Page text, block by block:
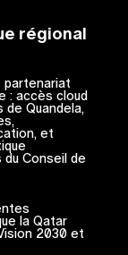
régional
partenariat
: accès cloud
de Quandela,
et
du Conseil de
la Qatar
2030 et